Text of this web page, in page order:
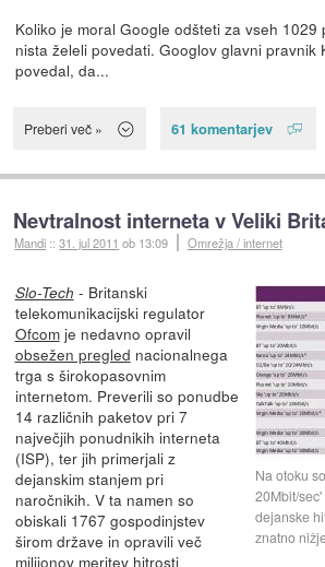
Koliko je moral Google odšteti za vseh 1029
nista želeli povedati. Googlov glavni pravnik
povedal, da...
Preberi več » 61 komentarjev
Nevtralnost interneta v Veliki
Mandi ::31. jul 2011 ob 13:09 Omrežja / internet
Na otoku
20Mbit/
dejanske
znatno
Slo-Tech - Britanski
telekomunikacijski regulator
Ofcomje nedavno opravil
obsežen pregled nacionalnega
trga s širokopasovnim
internetom. Preverili so ponudbe
14 različnih paketov pri 7
največjih ponudnikih interneta
(ISP), ter jih primerjali z
dejanskim stanjem pri
naročnikih. V ta namen so
obiskali 1767 gospodinjstev
širom države in opravili več
milijonov meritev hitrosti